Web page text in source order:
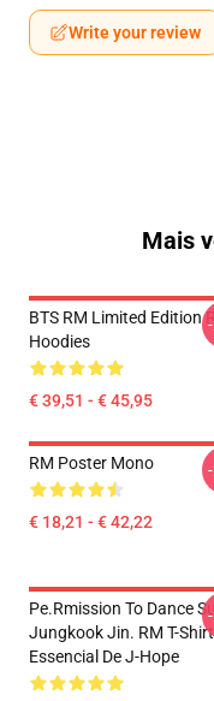
Write your review
Mais
BTS RM Limited Edition
Hoodies
€ 39,51 - € 45,95
RM Poster Mono
€ 18,21 - € 42,22
Pe.rmission To Dance
Jungkook Jin. RM T-Shirt
Essencial De J-Hope